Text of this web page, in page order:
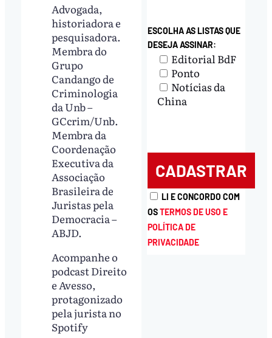
Advogada,
historiadora e
pesquisadora.
Membra do
Grupo
Candango de
Criminologia
da Unb –
GCcrim/Unb.
Membra da
Coordenação
Executiva da
Associação
Brasileira de
Juristas pela
Democracia –
ABJD.
Acompanhe o
podcast Direito
e Avesso,
protagonizado
pela jurista no
Spotify
ESCOLHA AS LISTAS QUE
DESEJA ASSINAR:
Editorial BdF
Ponto
Notícias da
China
LI E CONCORDO COM
OSTERMOS DE USO E
POLÍTICA DE
PRIVACIDADE